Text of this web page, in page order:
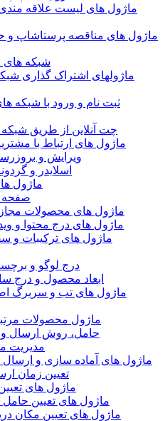
ماژول های لیست علاقه
ماژول های مناقصه پرستاشاپ و
شبکه های
ماژولهای اشتراک‌ گذاری
ثبت نام و ورود با شبکه
چت آنلاین از طریق
ماژول های ارتباط با
ویرایش و
اسلایدر و
ماژول
صفحه
ماژول های محصولات
ماژول های درج محتوا و
ماژول های ترکیبات و
درج لوگو و
ابعاد محصول و درج
ماژول های تب و سربرگ
ماژول محصولات
حامل، روش ارسال و
مدیریت
ماژول های آماده سازی و
تعیین زمان
ماژول های
ماژول های تعیین حامل
ماژول های تعیین مکان